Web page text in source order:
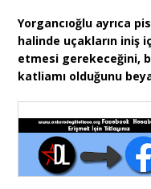
Yorgancıoğlu ayrıca
halinde uçakların iniş
etmesi gerekeceğini,
katliamı olduğunu